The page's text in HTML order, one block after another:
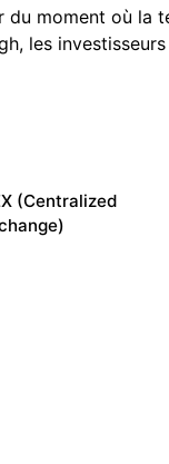
moment où la
les
(Centralized